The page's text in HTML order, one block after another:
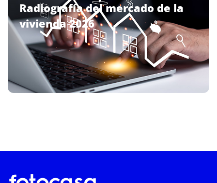
Radiografía del mercado de la
vivienda 2026